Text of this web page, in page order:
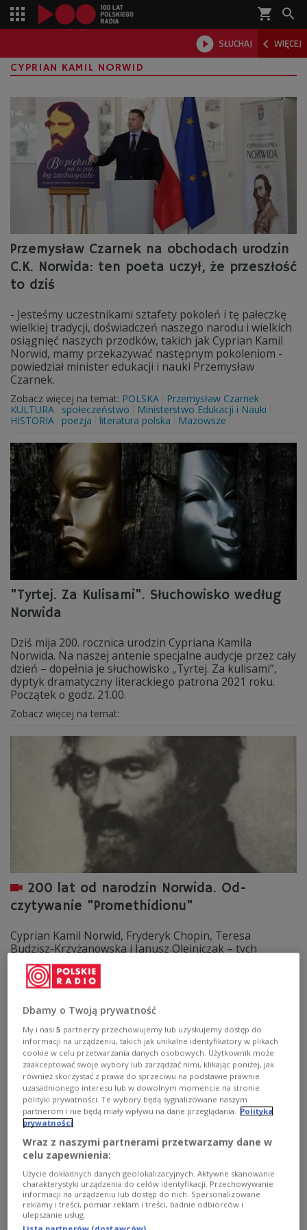
shopping_cart 
 SŁUCHAJ  WIĘCEJ

CYPRIAN KAMIL NORWID
Przemysław Czarnek na obchodach urodzin
C.K. Norwida: ten poeta uczył, że przeszłość
to dziś
- Jesteśmy uczestnikami sztafety pokoleń i tę pałeczkę
wielkiej tradycji, doświadczeń naszego narodu i wielkich
osiągnięć naszych przodków, takich jak Cyprian Kamil
Norwid, mamy przekazywać następnym pokoleniom -
powiedział minister edukacji i nauki Przemysław
Czarnek.
Zobacz więcej na temat: POLSKA
Przemysław Czarnek
KULTURA
społeczeństwo
Ministerstwo Edukacji i Nauki
HISTORIA
poezja literatura polska Mazowsze
"Tyrtej. Za Kulisami". Słuchowisko według
Norwida
Dziś mija 200. rocznica urodzin Cypriana Kamila
Norwida. Na naszej antenie specjalne audycje przez cały
dzień – dopełnia je słuchowisko „Tyrtej. Za kulisami”,
dyptyk dramatyczny literackiego patrona 2021 roku.
Początek o godz. 21.00.
Zobacz więcej na temat:
200 lat od narodzin Norwida. Od-
czytywanie "Promethidionu"
Cyprian Kamil Norwid, Fryderyk Chopin, Teresa
Budzisz-Krzyżanowska i Janusz Olejniczak – tych
czterech artystów z różnych epok spotka się w sobotni
wieczór 25 września w Instytucie Teatralnym im. Z.
Raszewskiego w Warszawie. To tam, dzień po dwusetnej
poematu jego autorstwa – "Promethidion".
O wydarzeniu będącym częścią cyklu "Od-czytywanie
Norwida. Dramaty" opowiedział Jarosław Cymerman,
zastępca dyrektora ds. programowych instytutu.
Zobacz więcej na temat:Łukasz Sobolewski Trójka
KULTURA poezja literatura literatura polska Warszawa
Dbamy o Twoją prywatność
My i nasi5 partnerzy przechowujemy lub uzyskujemy dostęp do
informacji na urządzeniu, takich jak unikalne identyfikatory w plikach
cookie w celu przetwarzania danych osobowych. Użytkownik może
zaakceptować swoje wybory lub zarządzać nimi, klikając poniżej, jak
również skorzystać z prawa do sprzeciwu na podstawie prawnie
uzasadnionego interesu lub w dowolnym momencie na stronie
polityki prywatności. Te wybory będą sygnalizowane naszym
partnerom i nie będą miały wpływu na dane przeglądania. Polityka
prywatności
Wraz z naszymi partnerami przetwarzamy dane w
celu zapewnienia:
Użycie dokładnych danych geolokalizacyjnych. Aktywne skanowanie
charakterystyki urządzenia do celów identyfikacji. Przechowywanie
informacji na urządzeniu lub dostęp do nich. Spersonalizowane
reklamy i treści, pomiar reklam i treści, badnie odbiorców i
ulepszanie usług.